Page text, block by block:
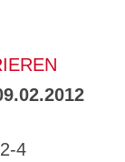
4